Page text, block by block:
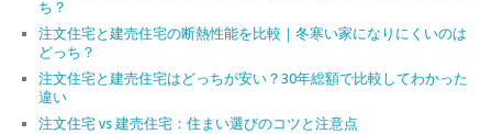
ち？
注文住宅と建売住宅の断熱性能を比較｜冬寒い家になりにくいのは
どっち？
注文住宅と建売住宅はどっちが安い？30年総額で比較してわかった
違い
注文住宅 vs 建売住宅：住まい選びのコツと注意点